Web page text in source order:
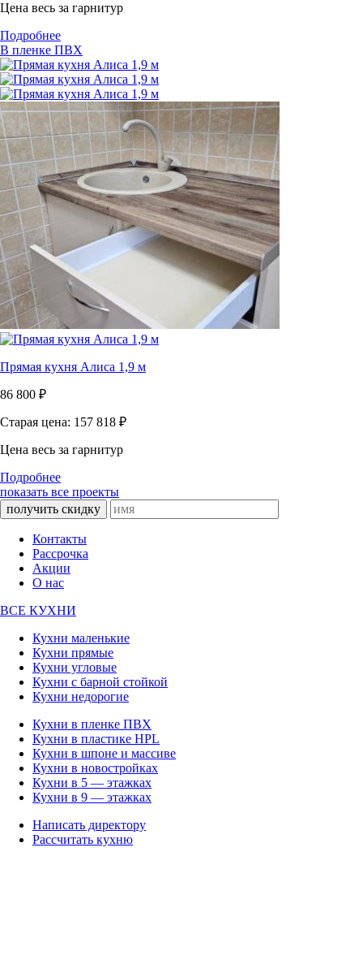
Цена весь за гарнитур
Подробнее
В пленке ПВХ
Прямая кухня Алиса 1,9 м
86 800 ₽
Старая цена: 157 818 ₽
Цена весь за гарнитур
Подробнее
показать все проекты
получить скидку
Контакты
Рассрочка
Акции
О нас
ВСЕ КУХНИ
Кухни маленькие
Кухни прямые
Кухни угловые
Кухни с барной стойкой
Кухни недорогие
Кухни в пленке ПВХ
Кухни в пластике HPL
Кухни в шпоне и массиве
Кухни в новостройках
Кухни в 5 — этажках
Кухни в 9 — этажках
Написать директору
Рассчитать кухню